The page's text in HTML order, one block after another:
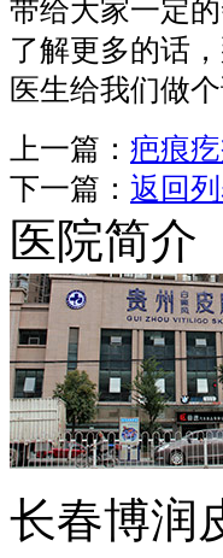
带给大家一定
了解更多的话
医生给我们做
上一篇： 疤痕
下一篇： 返回
医院简介
长春博润